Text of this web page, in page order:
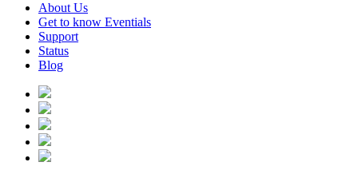
About Us
Get to know Eventials
Support
Status
Blog